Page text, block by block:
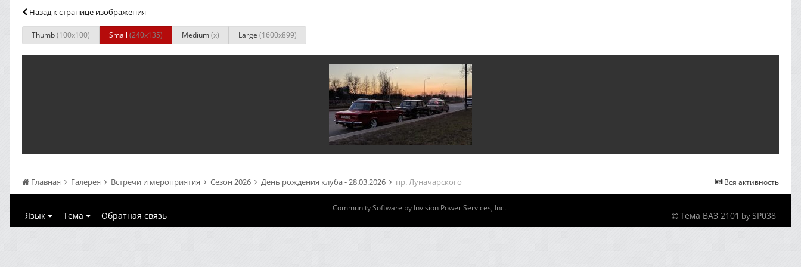
Назад к странице изображения
Thumb(100x100) Small (240x135) Medium(x) Large (1600x899)
Вся активность
Главная Галерея Встречи и мероприятия Сезон 2026 День рождения клуба - 28.03.2026 пр. Луначарского
Тема ВАЗ 2101 by SP038
Язык Тема Обратная связь
Community Software by Invision Power Services, Inc.